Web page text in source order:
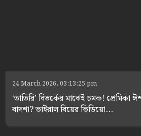
24 March 2026, 03:13:25 pm
‘তাতিরি’ বিতর্কের মাঝেই চমক! প্রেমিকা
বাদশা? ভাইরাল বিয়ের ভিডিয়ো...